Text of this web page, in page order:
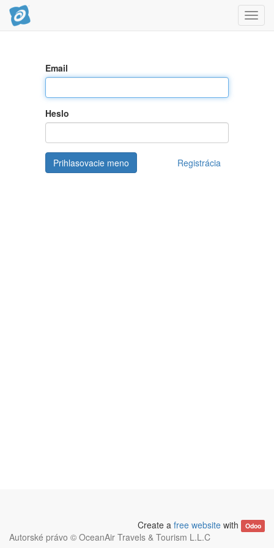
Email
Heslo
Registrácia
Prihlasovacie meno
Create afree website with Odoo
Autorské právo © OceanAir Travels & Tourism L.L.C